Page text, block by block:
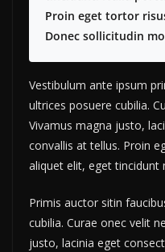
Proin eget tortor
Donec sollicitudin
Vestibulum ante ipsum
ultrices posuere cubilia.
Vivamus magna justo,
convallis at tellus. Proin
aliquet elit, eget tincidunt
Primis auctor sitin
cubilia. Curae onec velit
justo, lacinia eget